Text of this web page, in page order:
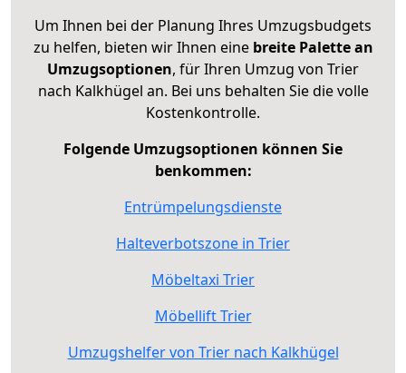
Um Ihnen bei der Planung Ihres Umzugsbudgets
zu helfen, bieten wir Ihnen eine breite Palette an
Umzugsoptionen, für Ihren Umzug von Trier
nach Kalkhügel an. Bei uns behalten Sie die volle
Kostenkontrolle.
Folgende Umzugsoptionen können Sie
benkommen:
Entrümpelungsdienste
Halteverbotszone in Trier
Möbeltaxi Trier
Möbellift Trier
Umzugshelfer von Trier nach Kalkhügel